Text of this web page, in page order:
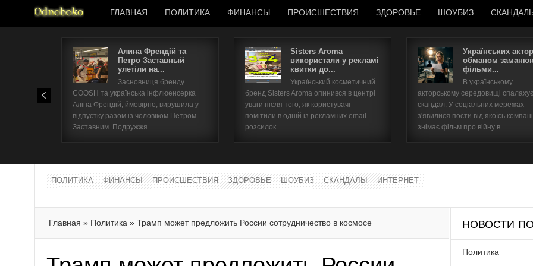
ГЛАВНАЯ ПОЛИТИКА ФИНАНСЫ ПРОИСШЕСТВИЯ ЗДОРОВЬЕ ШОУБИЗ
Алина Френдій та
Петро Заставный
улетіли на...
Засновниця бренду
COOSH та українська інфлюенсерка
Аліна Френдій, ймовірно, вирушила у
відпустку разом із чоловіком Петром
Заставним. Подружжя...
Sisters Aroma
використали у рекламі
квитки до...
Український косметичний
бренд Sisters Aroma опинився в центрі
уваги після того, як користувачі
помітили в одній із рекламних email-
розсилок...
Українських
обманом
фільми...
В українському
акторському середовищі спалахує
скандал. У соціальних мережах
з'явилися пости від якоїсь
знімає фільм про війну в...
ПОЛИТИКА ФИНАНСЫ ПРОИСШЕСТВИЯ ЗДОРОВЬЕ ШОУБИЗ СКАНДАЛЫ ИНТЕРНЕТ
Главная » Политика » Трамп может предложить России сотрудничество в космосе НОВОСТИ
Политика
Имя пользователя
Забыли имя пользователя?